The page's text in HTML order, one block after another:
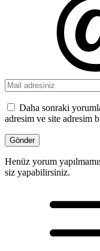
Daha sonraki
adresim ve site adresim
Henüz yorum
siz yapabilirsiniz.